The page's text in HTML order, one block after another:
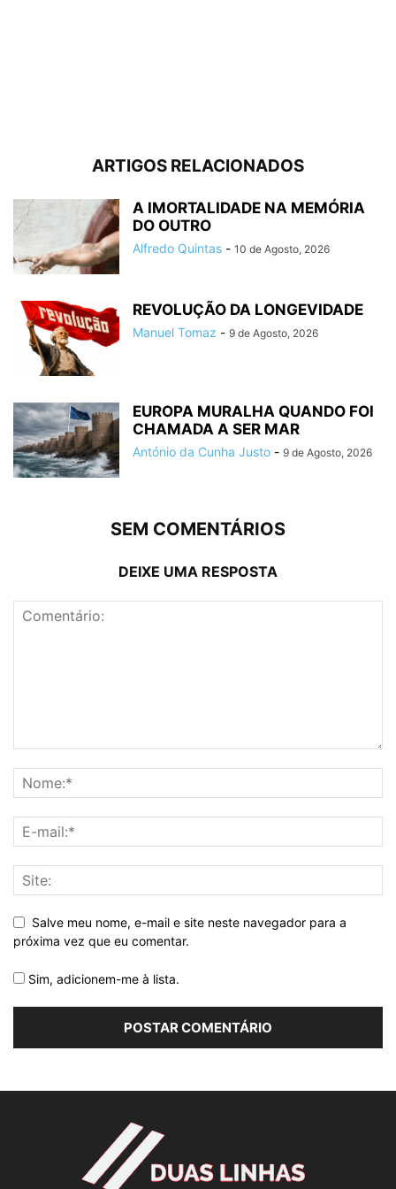
ARTIGOS RELACIONADOS
A IMORTALIDADE NA MEMÓRIA
DO OUTRO
Alfredo Quintas - 10 de Agosto, 2026
REVOLUÇÃO DA LONGEVIDADE
Manuel Tomaz - 9 de Agosto, 2026
EUROPA MURALHA QUANDO FOI
CHAMADA A SER MAR
António da Cunha Justo - 9 de Agosto, 2026
SEM COMENTÁRIOS
DEIXE UMA RESPOSTA
Salve meu nome, e-mail e site neste navegador para a
próxima vez que eu comentar.
Sim, adicionem-me à lista.